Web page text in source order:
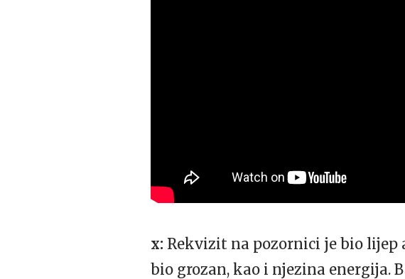
x: Rekvizit na pozornici je bio lijep
bio grozan, kao i njezina energija.